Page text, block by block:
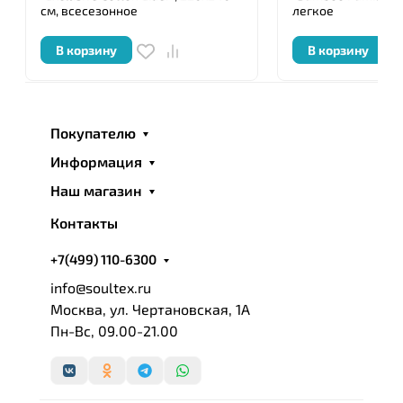
Grass » подвергается тщательной проверке
сертификат, и удостоверяется личной номерной
см, всесезонное
В корзину
легкое
В корзину
Покупателю
Информация
Наш магазин
Контакты
+7(499) 110-6300
info@soultex.ru
Москва, ул. Чертановская, 1А
Пн-Вс, 09.00-21.00